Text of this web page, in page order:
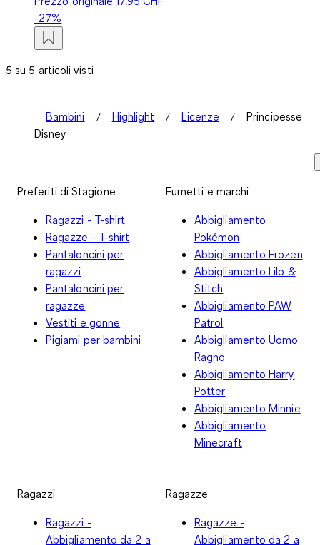
-27%
5 su 5 articoli visti
Bambini Highlight Licenze
Principesse
Disney
Preferiti di Stagione
Ragazzi - T-shirt
Ragazze - T-shirt
Pantaloncini per
ragazzi
Pantaloncini per
ragazze
Vestiti e gonne
Pigiami per bambini
Fumetti e marchi
Abbigliamento
Pokémon
Abbigliamento Frozen
Abbigliamento Lilo &
Stitch
Abbigliamento PAW
Patrol
Abbigliamento Uomo
Ragno
Abbigliamento Harry
Potter
Abbigliamento Minnie
Abbigliamento
Minecraft
Ragazzi
Ragazzi -
Abbigliamento da 2 a
Ragazze
Ragazze -
Abbigliamento da 2 a